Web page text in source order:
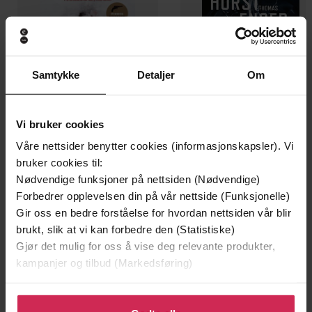
Samtykke Detaljer Om
Vi bruker cookies
Våre nettsider benytter cookies (informasjonskapsler). Vi
bruker cookies til:
Nødvendige funksjoner på nettsiden (Nødvendige)
Forbedrer opplevelsen din på vår nettside (Funksjonelle)
Gir oss en bedre forståelse for hvordan nettsiden vår blir
brukt, slik at vi kan forbedre den (Statistiske)
Gjør det mulig for oss å vise deg relevante produkter,
kampanjer og tilbud (Markedsføring)
Klikk på «Godta alle» for å gi oss ditt samtykke til å
199,-
Minnesota
Jo Nesbø
EBOK
349,-
Jørn Lier Horst
EBOK